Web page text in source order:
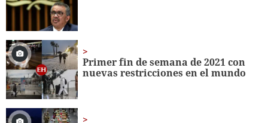
Primer fin de semana de 2021 con
nuevas restricciones en el mundo